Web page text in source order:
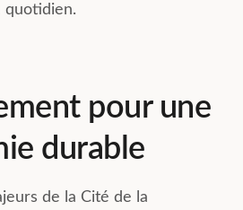
quotidien.
pour une
durable
de la Cité de la